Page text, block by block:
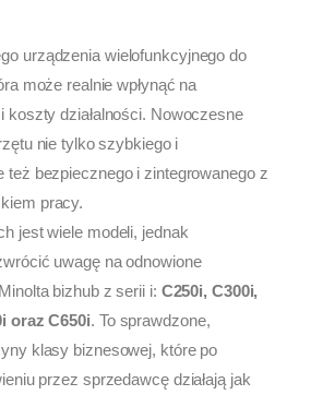
urządzenia wielofunkcyjnego do
może realnie wpłynąć na
koszty działalności. Nowoczesne
nie tylko szybkiego i
też bezpiecznego i zintegrowanego z
pracy.
jest wiele modeli, jednak
uwagę na odnowione
bizhub z serii i: C250i, C300i,
oraz C650i. To sprawdzone,
klasy biznesowej, które po
przez sprzedawcę działają jak